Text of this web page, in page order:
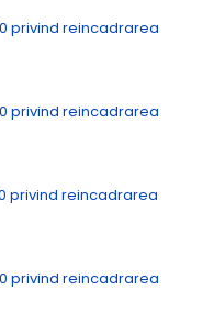
privind reincadrarea
privind reincadrarea
privind reincadrarea
privind reincadrarea